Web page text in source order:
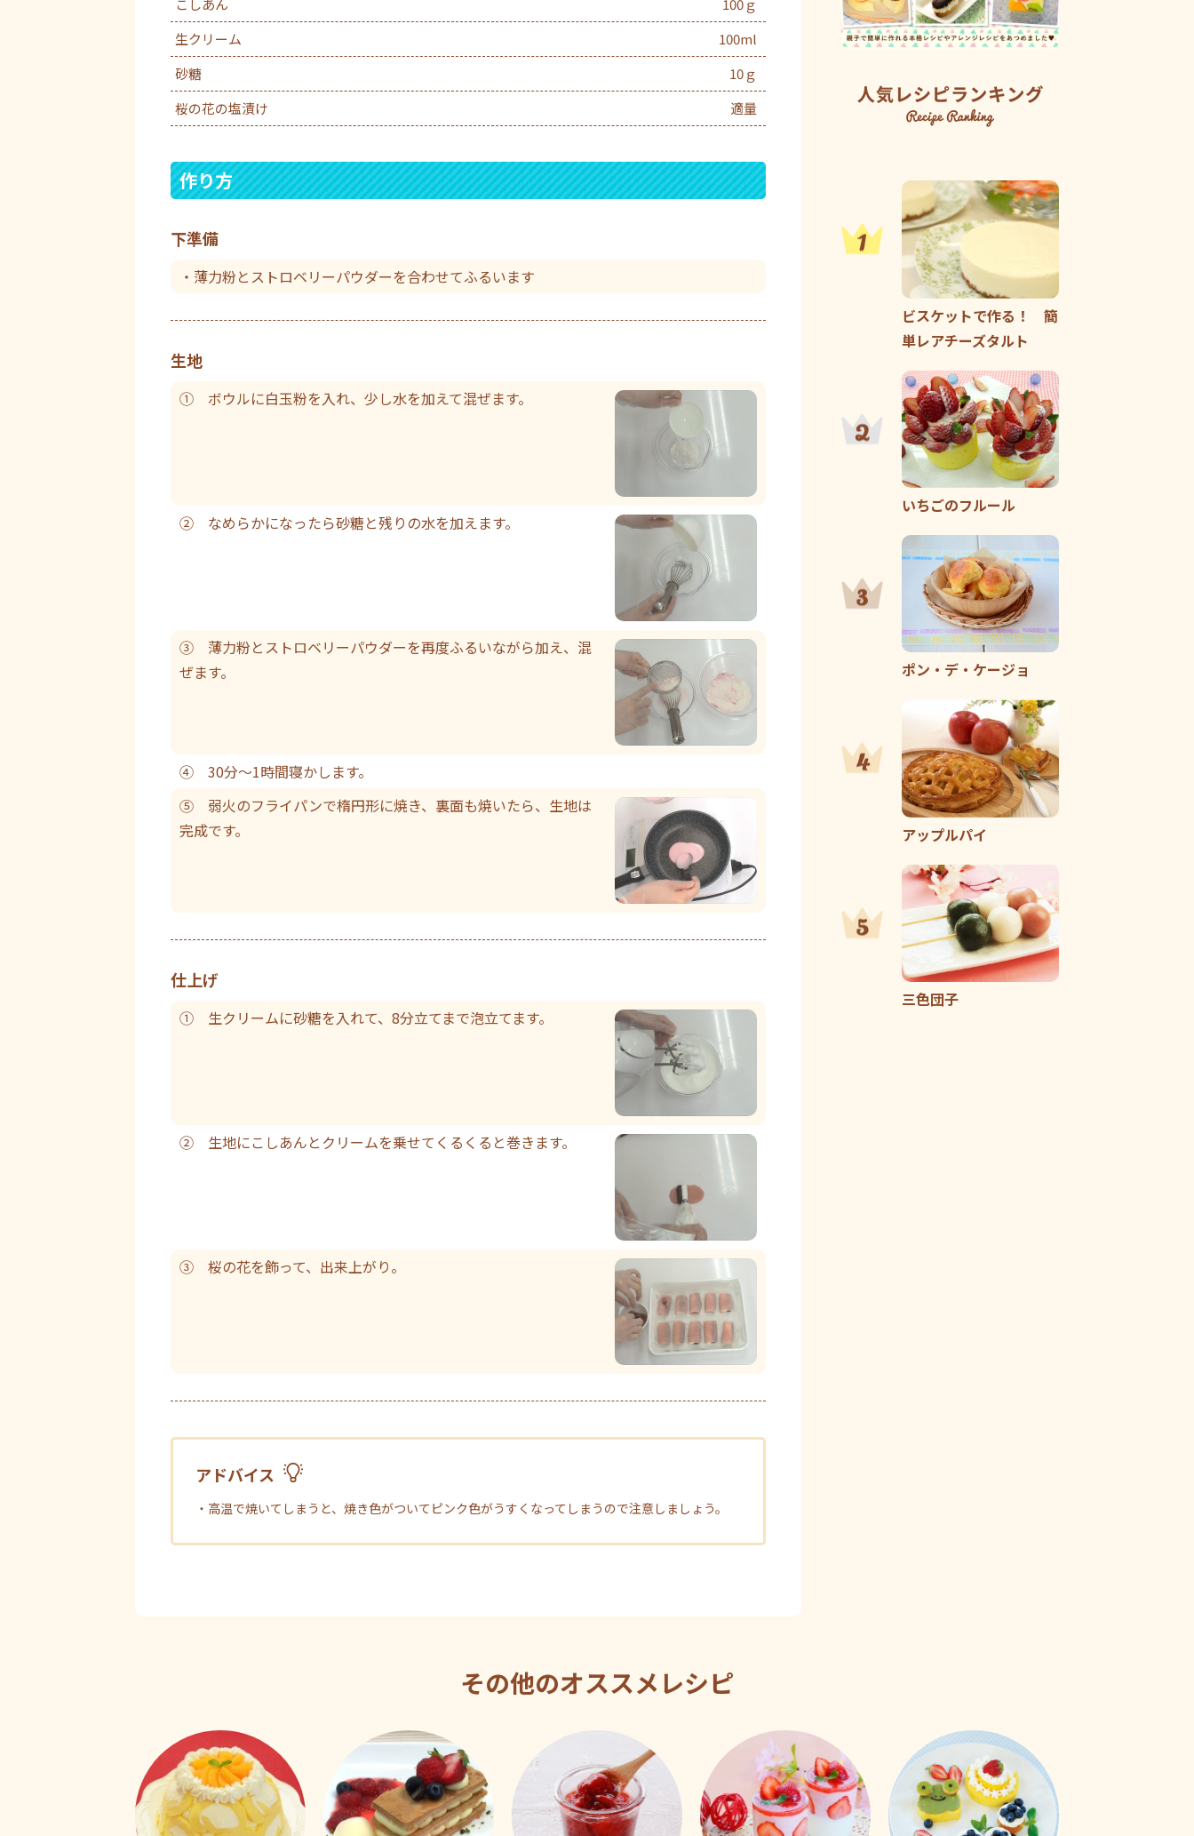
生クリーム
100ml
砂糖
10ｇ
桜の花の塩漬け
適量
作り方
下準備
・薄力粉とストロベリーパウダーを合わせてふるいます
生地
① ボウルに白玉粉を入れ、少し水を加えて混ぜます。
② なめらかになったら砂糖と残りの水を加えます。
③ 薄力粉とストロベリーパウダーを再度ふるいながら加え、混
ぜます。
④ 30分～1時間寝かします。
⑤ 弱火のフライパンで楕円形に焼き、裏面も焼いたら、生地は
完成です。
仕上げ
① 生クリームに砂糖を入れて、8分立てまで泡立てます。
② 生地にこしあんとクリームを乗せてくるくると巻きます。
③ 桜の花を飾って、出来上がり。
アドバイス
・高温で焼いてしまうと、焼き色がついてピンク色がうすくなってしまうので注意しましょう。
ビスケットで作る！ 簡
単レアチーズタルト
いちごのフルール
ポン・デ・ケージョ
アップルパイ
三色団子
その他のオススメレシピ